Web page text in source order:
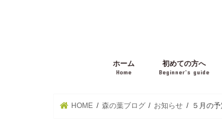
ホーム
Home
初めての方へ
Beginner’s guide
HOME 森の葉ブログ お知らせ ５月の